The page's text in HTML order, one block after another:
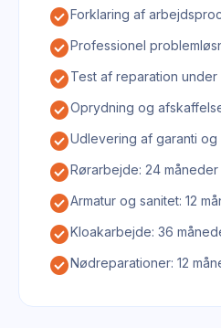
check_circleForklaring af
check_circleProfessionel
check_circleTest af reparation
check_circleOprydning og
check_circleUdlevering af garanti og
check_circleRørarbejde: 24 måneder
check_circleArmatur og sanitet: 12
check_circleKloakarbejde: 36
check_circleNødreparationer: 12